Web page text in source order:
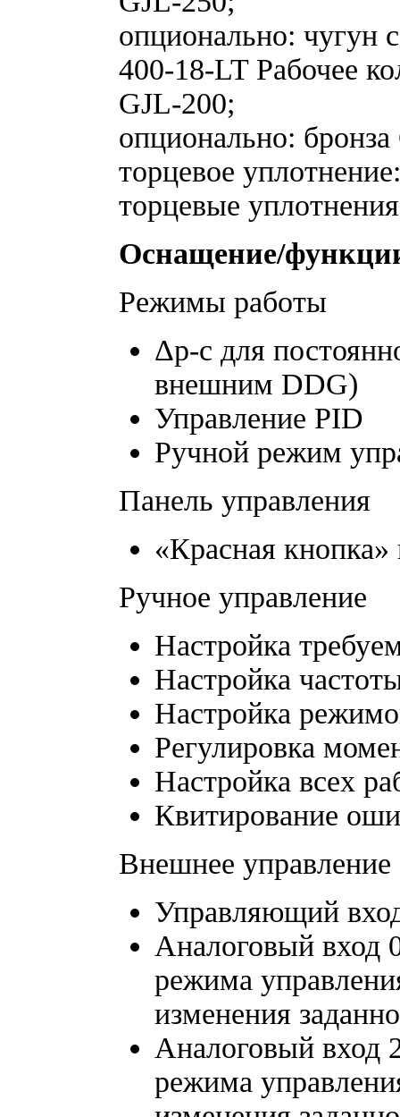
опционально: чугун
400-18-LT Рабочее
GJL-200;
опционально:
торцевое
торцевые
Оснащение/
Режимы работы
Δp‐c для
внешним DDG)
Управление PID
Ручной режим
Панель управления
«Красная кнопка»
Ручное управление
Настройка
Настройка
Настройка
Регулировка
Настройка всех
Квитирование
Внешнее управление
Управляющий
Аналоговый вход
режима
изменения
Аналоговый вход
режима